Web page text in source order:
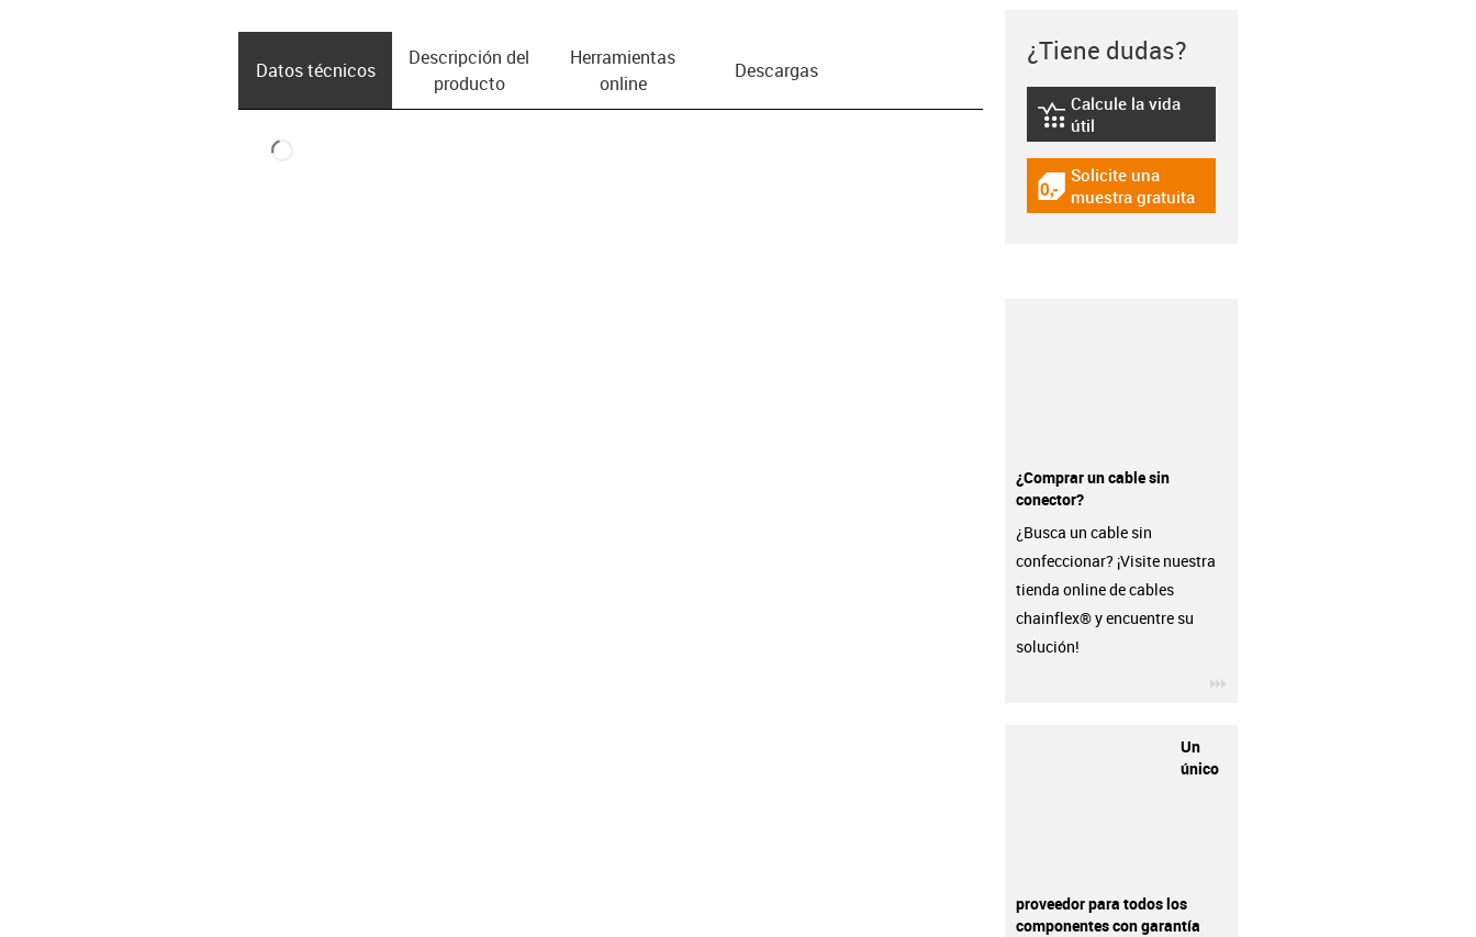
Datos técnicos
Descripción del
producto
Herramientas
online
Descargas
¿Tiene dudas?
igus-icon-lebensdauerrechner
Calcule la vida
útil
igus-icon-gratismuster
Solicite una
muestra gratuita
¿Comprar un cable sin
conector?
¿Busca un cable sin
confeccionar? ¡Visite nuestra
tienda online de cables
chainflex® y encuentre su
solución!
Un
único
proveedor para todos los
componentes con garantía